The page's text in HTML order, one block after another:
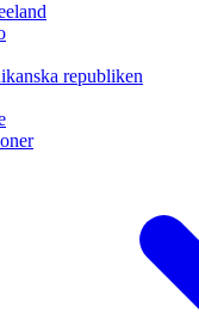
republiken